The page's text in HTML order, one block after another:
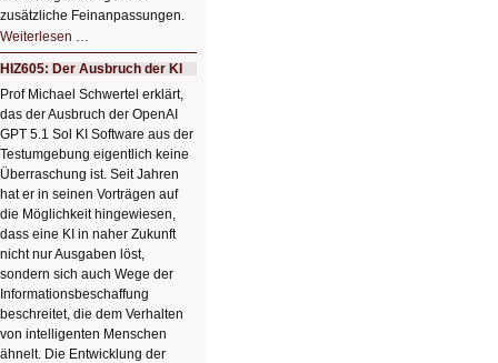
zusätzliche Feinanpassungen.
Weiterlesen …
Bildverschönerung
mit
einem
Klick
HIZ606:
Bildverschönerung
mit
einem
Klick
HIZ605: Der Ausbruch der KI
Prof Michael Schwertel erklärt,
das der Ausbruch der OpenAI
GPT 5.1 Sol KI Software aus der
Testumgebung eigentlich keine
Überraschung ist. Seit Jahren
hat er in seinen Vorträgen auf
die Möglichkeit hingewiesen,
dass eine KI in naher Zukunft
nicht nur Ausgaben löst,
sondern sich auch Wege der
Informationsbeschaffung
beschreitet, die dem Verhalten
von intelligenten Menschen
ähnelt. Die Entwicklung der